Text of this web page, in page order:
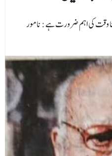
وقت کی اہم ضرورت ہے : نامور